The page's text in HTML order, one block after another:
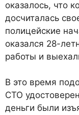
оказалось, что
досчиталась
полицейские
оказался 28-
работы и
В это время
СТО
деньги были